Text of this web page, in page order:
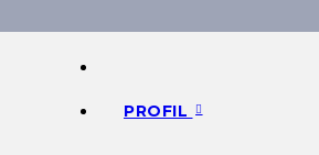
PROFIL